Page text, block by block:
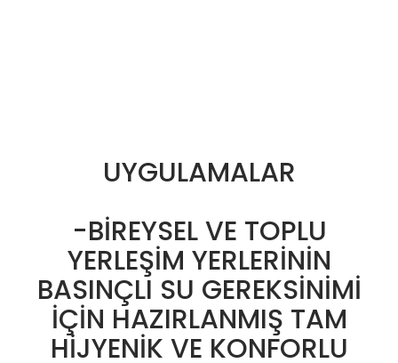
UYGULAMALAR
-BİREYSEL VE TOPLU
YERLEŞİM YERLERİNİN
BASINÇLI SU GEREKSİNİMİ
İÇİN HAZIRLANMIŞ TAM
HİJYENİK VE KONFORLU